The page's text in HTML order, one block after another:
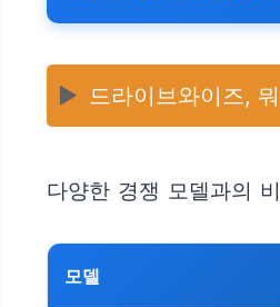
▶️ 드라이브와이즈,
다양한 경쟁 모델과의
모델